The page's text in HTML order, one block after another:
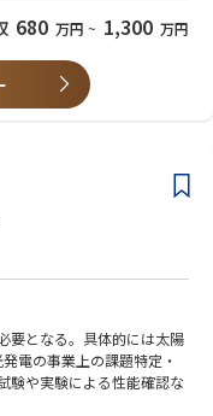
事務所 総務グループ
その他関係法規に関する法
ベル以上の日本語力及び基
680 万円 ~ 1,300 万円
要となる。具体的には太陽
電の事業上の課題特定・
験や実験による性能確認な